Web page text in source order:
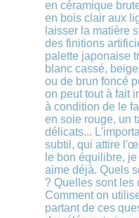
en céramique
en bois clair aux
laisser la matière
des finitions
palette japonaise
blanc cassé,
ou de brun foncé
on peut tout à fait
à condition de le
en soie rouge, un
délicats...
subtil, qui attire
le bon équilibre,
aime déjà. Quels
? Quelles sont les
Comment on
partant de ces